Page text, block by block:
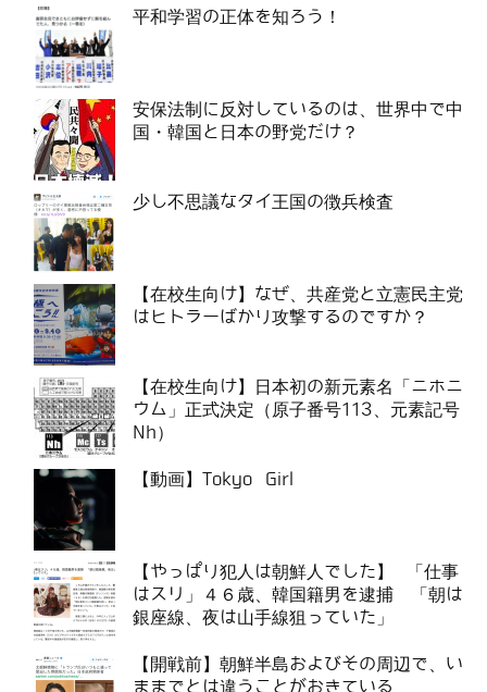
平和学習の正体を知ろう！
安保法制に反対しているのは、世界中で中
国・韓国と日本の野党だけ？
少し不思議なタイ王国の徴兵検査
【在校生向け】なぜ、共産党と立憲民主党
はヒトラーばかり攻撃するのですか？
【在校生向け】日本初の新元素名「ニホニ
ウム」正式決定（原子番号113、元素記号
Nh）
【動画】Tokyo Girl
【やっぱり犯人は朝鮮人でした】 「仕事
はスリ」４６歳、韓国籍男を逮捕 「朝は
銀座線、夜は山手線狙っていた」
【開戦前】朝鮮半島およびその周辺で、い
ままでとは違うことがおきている